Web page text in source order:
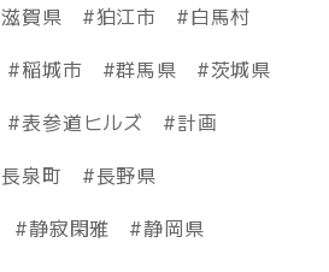
滋賀県 狛江市
白馬村
稲城市 群馬県
茨城県
表参道ヒルズ
計画
長泉町
長野県
静寂閑雅
静岡県